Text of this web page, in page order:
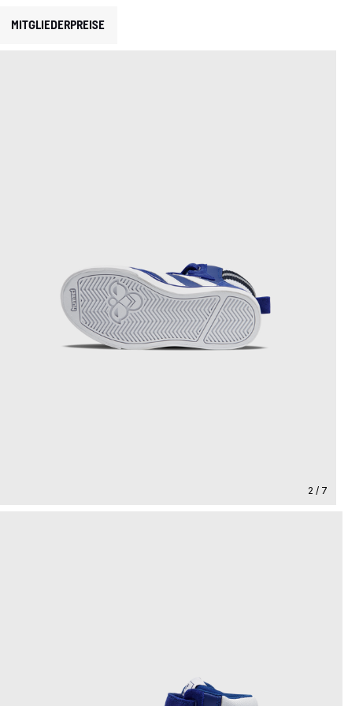
MITGLIEDERPREISE
2 / 7